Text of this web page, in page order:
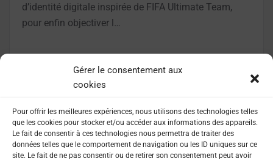
Gérer le consentement aux
cookies
Pour offrir les meilleures expériences, nous utilisons des technologies telles
que les cookies pour stocker et/ou accéder aux informations des appareils.
Le fait de consentir à ces technologies nous permettra de traiter des
données telles que le comportement de navigation ou les ID uniques sur ce
site. Le fait de ne pas consentir ou de retirer son consentement peut avoir
d’identité digitale inspirée de FIFA Ultimate Team,
pour enfin objectiver l…
LIRE LA SUITE